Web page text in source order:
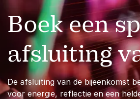
Boek een
afsluiting
De afsluiting van de bijeenkomst
voor energie, reflectie en een